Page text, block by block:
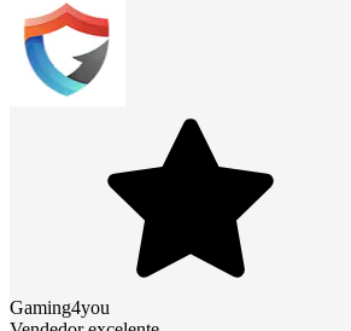
Gaming4you